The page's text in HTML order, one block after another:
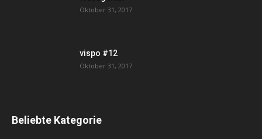
Oktober 31, 2017
vispo #12
Oktober 31, 2017
Beliebte Kategorie